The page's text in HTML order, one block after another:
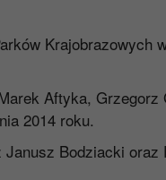
Krajobrazowych
Aftyka, Grzegorz
2014 roku.
Bodziacki